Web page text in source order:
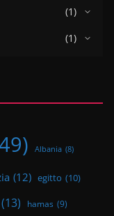
(1)
(1)
Albania (8)
(12) egitto (10)
(13) hamas (9)